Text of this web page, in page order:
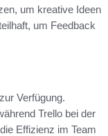
um kreative Ideen
um Feedback
Verfügung.
Trello bei der
Effizienz im Team